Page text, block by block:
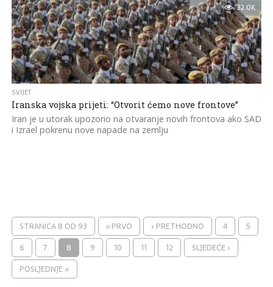
32.0K
SVIJET
Iranska vojska prijeti: “Otvorit ćemo nove frontove”
Iran je u utorak upozorio na otvaranje novih frontova ako SAD
i Izrael pokrenu nove napade na zemlju
STRANICA 8 OD 93 « PRVO ‹ PRETHODNO 4
5
6
7 8 9 10 11 12
SLJEDEĆE ›
POSLJEDNJE »